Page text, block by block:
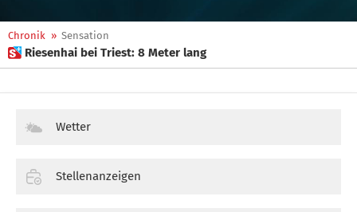
Chronik » Sensation
 Riesenhai bei Triest: 8 Meter lang
Wetter
Stellenanzeigen